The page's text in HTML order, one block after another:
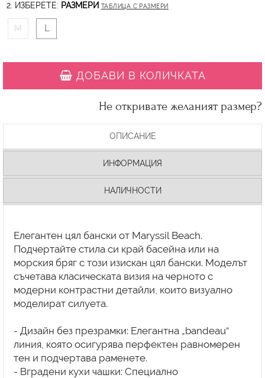
2. ИЗБЕРЕТЕ: РАЗМЕРИ ТАБЛИЦА С РАЗМЕРИ
M L
ДОБАВИ В КОЛИЧКАТА
Не откривате желаният размер?
ОПИСАНИЕ
ИНФОРМАЦИЯ
НАЛИЧНОСТИ
Елегантен цял бански от Maryssil Beach.
Подчертайте стила си край басейна или на
морския бряг с този изискан цял бански. Моделът
съчетава класическата визия на черното с
модерни контрастни детайли, които визуално
моделират силуета.
- Дизайн без презрамки: Елегантна „bandeau“
линия, която осигурява перфектен равномерен
тен и подчертава раменете.
- Вградени кухи чашки: Специално